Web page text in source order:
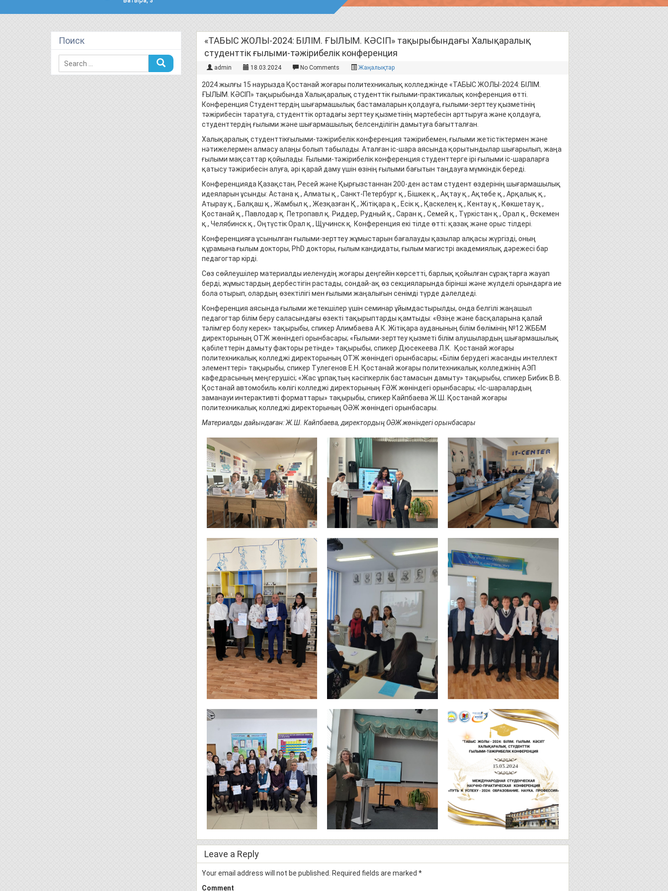
«ТАБЫС ЖОЛЫ-2024: БІЛІМ. ҒЫЛЫМ. КӘСІП» тақырыбындағы Халықаралық
студенттік ғылыми-тәжірибелік конференция
admin 18.03.2024 No Comments Жаңалықтар
2024 жылғы 15 наурызда Қостанай жоғары политехникалық колледжінде «ТАБЫС ЖОЛЫ-2024: БІЛІМ.
ҒЫЛЫМ. КӘСІП» тақырыбында Халықаралық студенттік ғылыми-практикалық конференция өтті.
Конференция Студенттердің шығармашылық бастамаларын қолдауға, ғылыми-зерттеу қызметінің
тәжірибесін таратуға, студенттік ортадағы зерттеу қызметінің мәртебесін арттыруға және қолдауға,
студенттердің ғылыми және шығармашылық белсенділігін дамытуға бағытталған.
Халықаралық студенттікғылыми-тәжірибелік конференция тәжірибемен, ғылыми жетістіктермен және
нәтижелермен алмасу алаңы болып табылады. Аталған іс-шара аясында қорытындылар шығарылып, жаңа
ғылыми мақсаттар қойылады. Ғылыми-тәжірибелік конференция студенттерге ірі ғылыми іс-шараларға
қатысу тәжірибесін алуға, әрі қарай даму үшін өзінің ғылыми бағытын таңдауға мүмкіндік береді.
Конференцияда Қазақстан, Ресей және Қырғызстаннан 200-ден астам студент өздерінің шығармашылық
идеяларын ұсынды: Астана қ., Алматы қ., Санкт-Петербург қ., Бішкек қ., Ақтау қ., Ақтөбе қ., Арқалық қ.,
Атырау қ., Балқаш қ., Жамбыл қ., Жезқазған Қ., Жітіқара қ., Есік қ., Қаскелең қ., Кентау қ., Көкшетау қ.,
Қостанай қ., Павлодар қ. Петропавл қ. Риддер, Рудный қ., Саран қ., Семей қ., Түркістан қ., Орал қ., Өскемен
қ., Челябинск қ., Оңтүстік Орал қ., Щучинск қ. Конференция екі тілде өтті: қазақ және орыс тілдері.
Конференцияға ұсынылған ғылыми-зерттеу жұмыстарын бағалауды қазылар алқасы жүргізді, оның
құрамына ғылым докторы, PhD докторы, ғылым кандидаты, ғылым магистрі академиялық дәрежесі бар
педагогтар кірді.
Сөз сөйлеушілер материалды иеленудің жоғары деңгейін көрсетті, барлық қойылған сұрақтарға жауап
берді, жұмыстардың дербестігін растады, сондай-ақ өз секцияларында бірінші және жүлделі орындарға ие
бола отырып, олардың өзектілігі мен ғылыми жаңалығын сенімді түрде дәлелдеді.
Конференция аясында ғылыми жетекшілер үшін семинар ұйымдастырылды, онда белгілі жаңашыл
педагогтар білім беру саласындағы өзекті тақырыптарды қамтыды: «Өзіңе және басқаларына қалай
тәлімгер болу керек» тақырыбы, спикер Алимбаева А.К. Жітіқара ауданының білім бөлімінің №12 ЖББМ
директорының ОТЖ жөніндегі орынбасары; «Ғылыми-зерттеу қызметі білім алушылардың шығармашылық
қабілеттерін дамыту факторы ретінде» тақырыбы, спикер Дюсекеева Л.К. Қостанай жоғары
политехникалық колледжі директорының ОТЖ жөніндегі орынбасары; «Білім берудегі жасанды интеллект
элементтері» тақырыбы, спикер Тулегенов Е.Н. Қостанай жоғары политехникалық колледжінің АЭП
кафедрасының меңгерушісі; «Жас ұрпақтың кәсіпкерлік бастамасын дамыту» тақырыбы, спикер Бибик В.В.
Қостанай автомобиль көлігі колледжі директорының ҒӘЖ жөніндегі орынбасары; «Іс-шаралардың
заманауи интерактивті форматтары» тақырыбы, спикер Кайпбаева Ж.Ш. Қостанай жоғары
политехникалық колледжі директорының ОӘЖ жөніндегі орынбасары.
Материалды дайындаған: Ж.Ш. Кайпбаева, директордың ОӘЖ жөніндегі орынбасары
Leave a Reply
Your email address will not be published. Required fields are marked *
Comment
Поиск